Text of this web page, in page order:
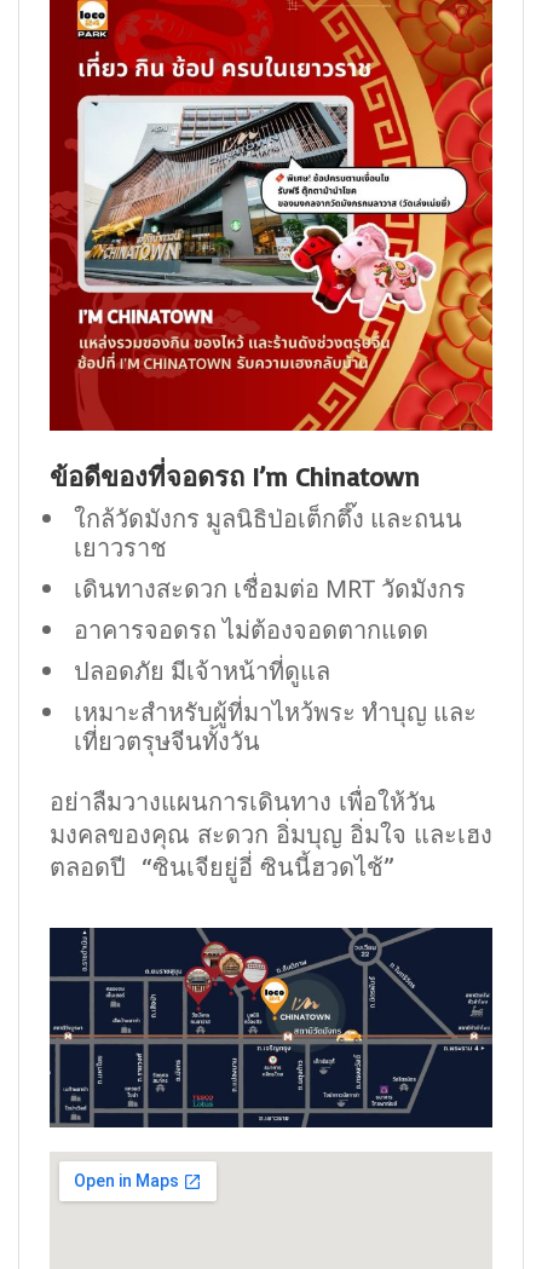
ข้อดีของที่จอดรถ I’m Chinatown
ใกล้วัดมังกร มูลนิธิป่อเต็กตึ๊ง และถนน
เยาวราช
เดินทางสะดวก เชื่อมต่อ MRT วัดมังกร
อาคารจอดรถ ไม่ต้องจอดตากแดด
ปลอดภัย มีเจ้าหน้าที่ดูแล
เหมาะสำหรับผู้ที่มาไหว้พระ ทำบุญ และ
เที่ยวตรุษจีนทั้งวัน
อย่าลืมวางแผนการเดินทาง เพื่อให้วัน
มงคลของคุณ สะดวก อิ่มบุญ อิ่มใจ และเฮง
ตลอดปี “ซินเจียยู่อี่ ซินนี้ฮวดไช้”